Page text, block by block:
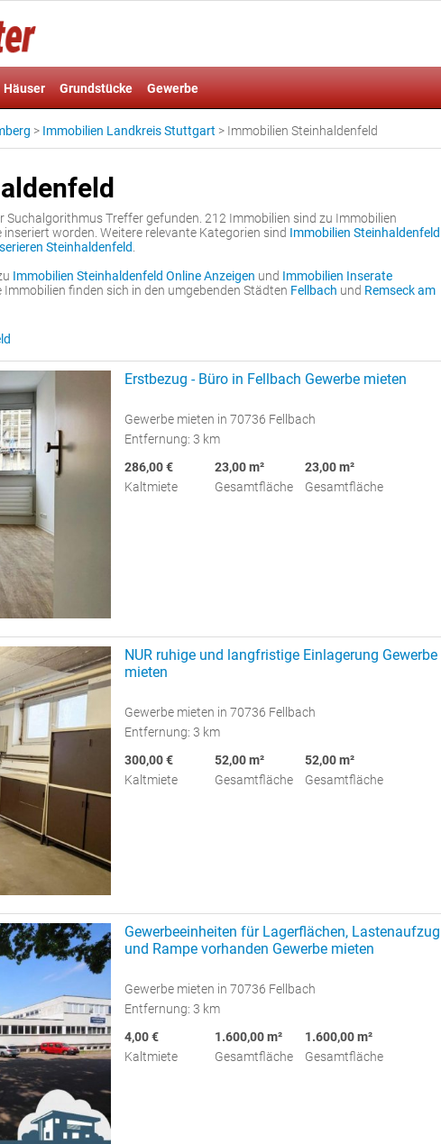
Häuser Grundstücke Gewerbe
> Immobilien Landkreis Stuttgart > Immobilien Steinhaldenfeld
Suchalgorithmus Treffer gefunden. 212 Immobilien sind zu Immobilien
worden. Weitere relevante Kategorien sind Immobilien Steinhaldenfeld
Steinhaldenfeld
Immobilien Steinhaldenfeld Online Anzeigen und Immobilien Inserate
Immobilien finden sich in den umgebenden Städten Fellbach und Remseck am
Erstbezug - Büro in Fellbach Gewerbe mieten
Gewerbe mieten in 70736 Fellbach
Entfernung: 3 km
286,00 €
Kaltmiete
23,00 m²
Gesamtfläche
23,00 m²
Gesamtfläche
NUR ruhige und langfristige Einlagerung Gewerbe
mieten
Gewerbe mieten in 70736 Fellbach
Entfernung: 3 km
300,00 €
Kaltmiete
52,00 m²
Gesamtfläche
52,00 m²
Gesamtfläche
Gewerbeeinheiten für Lagerflächen, Lastenaufzug
und Rampe vorhanden Gewerbe mieten
Gewerbe mieten in 70736 Fellbach
Entfernung: 3 km
4,00 €
Kaltmiete
1.600,00 m²
Gesamtfläche
1.600,00 m²
Gesamtfläche